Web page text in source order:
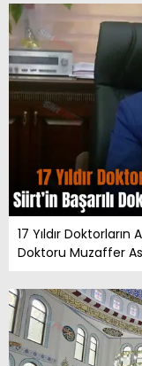
17 Yıldır Doktorların
Doktoru Muzaffer